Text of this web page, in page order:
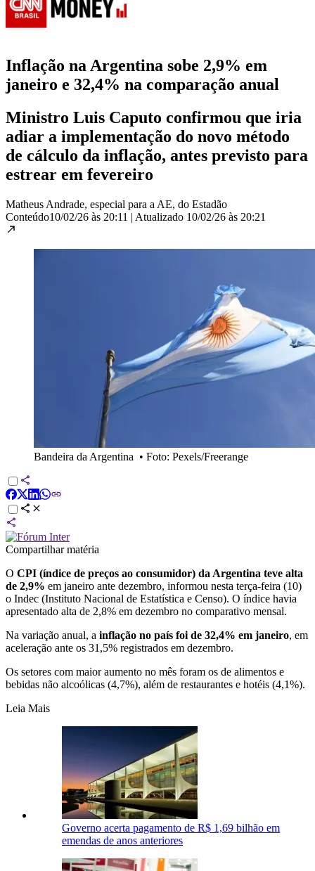
Inflação na Argentina sobe 2,9% em
janeiro e 32,4% na comparação anual
Ministro Luis Caputo confirmou que iria
adiar a implementação do novo método
de cálculo da inflação, antes previsto para
estrear em fevereiro
Matheus Andrade, especial para a AE, do Estadão
Conteúdo10/02/26 às 20:11 | Atualizado 10/02/26 às 20:21
Bandeira da Argentina • Foto: Pexels/Freerange
Compartilhar matéria
O CPI (índice de preços ao consumidor) da Argentina teve alta
de 2,9% em janeiro ante dezembro, informou nesta terça-feira (10)
o Indec (Instituto Nacional de Estatística e Censo). O índice havia
apresentado alta de 2,8% em dezembro no comparativo mensal.
Na variação anual, a inflação no país foi de 32,4% em janeiro, em
aceleração ante os 31,5% registrados em dezembro.
Os setores com maior aumento no mês foram os de alimentos e
bebidas não alcoólicas (4,7%), além de restaurantes e hotéis (4,1%).
Leia Mais
Governo acerta pagamento de R$ 1,69 bilhão em
emendas de anos anteriores